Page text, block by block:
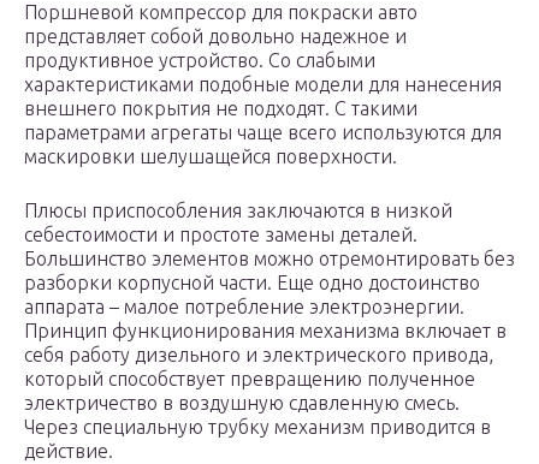
Поршневой компрессор для покраски авто
представляет собой довольно надежное и
продуктивное устройство. Со слабыми
характеристиками подобные модели для нанесения
внешнего покрытия не подходят. С такими
параметрами агрегаты чаще всего используются для
маскировки шелушащейся поверхности.
Плюсы приспособления заключаются в низкой
себестоимости и простоте замены деталей.
Большинство элементов можно отремонтировать без
разборки корпусной части. Еще одно достоинство
аппарата – малое потребление электроэнергии.
Принцип функционирования механизма включает в
себя работу дизельного и электрического привода,
который способствует превращению полученное
электричество в воздушную сдавленную смесь.
Через специальную трубку механизм приводится в
действие.